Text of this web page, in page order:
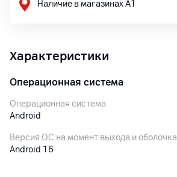
Наличие в магазинах А1
Характеристики
Операционная система
Операционная система
Android
Версия ОС на момент выхода и оболочка
Android 16